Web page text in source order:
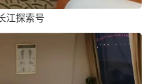
江探索号